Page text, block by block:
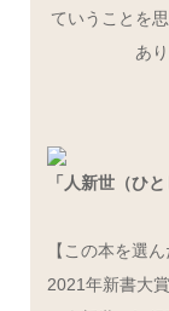
ていうことを
あ
「人新世（ひ
【この本を選ん
2021年新書大